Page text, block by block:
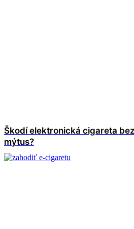
Škodí elektronická cigareta
mýtus?